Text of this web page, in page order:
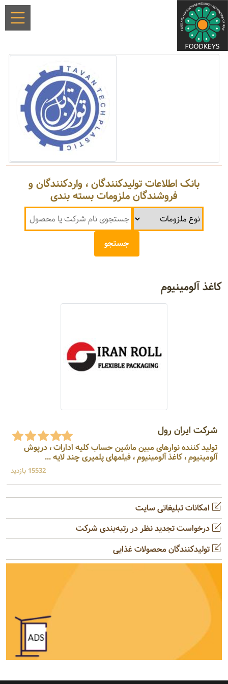
بانک اطلاعات تولیدکنندگان ، واردکنندگان و
فروشندگان ملزومات بسته بندی
کاغذ آلومینیوم
شرکت ایران رول
تولید کننده نوارهای مبین ماشین حساب کلیه ادارات ، درپوش
آلومینیوم ، کاغذ آلومینیوم ، فیلمهای پلمیری چند لایه ...
15532 بازدید
امکانات تبلیغاتی سایت
درخواست تجدید نظر در رتبه‌بندی شرکت
تولیدکنندگان محصولات غذایی